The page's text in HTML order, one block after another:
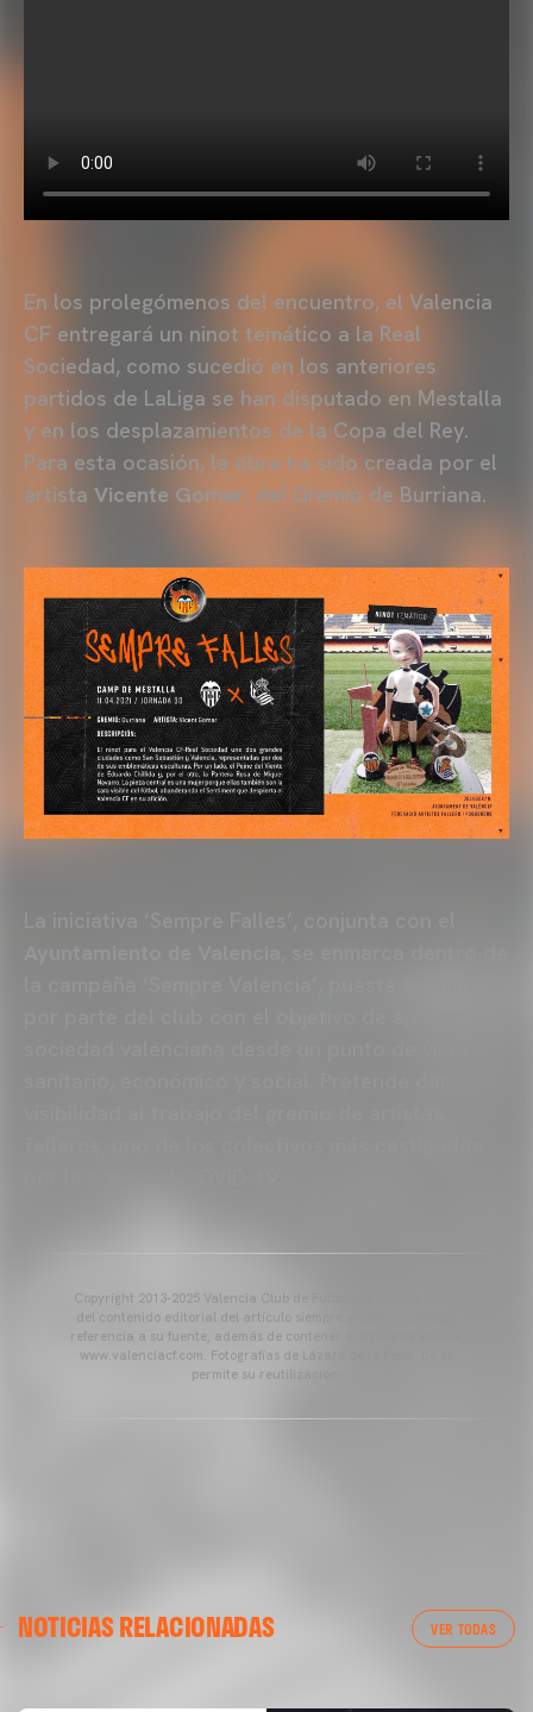
En los prolegómenos del encuentro, el Valencia
CF entregará un ninot temático a la Real
Sociedad, como sucedió en los anteriores
partidos de LaLiga se han disputado en Mestalla
y en los desplazamientos de la Copa del Rey.
Para esta ocasión, la obra ha sido creada por el
artista Vicente Gomar, del Gremio de Burriana.
Copyright 2013-2025 Valencia Club de Fútbol. Se permite el uso
del contenido editorial del artículo siempre y cuando se haga
referencia a su fuente, además de contener el siguiente enlace:
www.valenciacf.com. Fotografías de Lázaro de la Peña, no se
permite su reutilización.
NOTICIAS RELACIONADAS VER TODAS
ENTRENAMIENTO DEL VALENCIA CF 04/03/26